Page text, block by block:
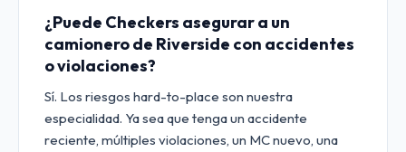
¿Puede Checkers asegurar a un
camionero de Riverside con accidentes
o violaciones?
Sí. Los riesgos hard-to-place son nuestra
especialidad. Ya sea que tenga un accidente
reciente, múltiples violaciones, un MC nuevo, una